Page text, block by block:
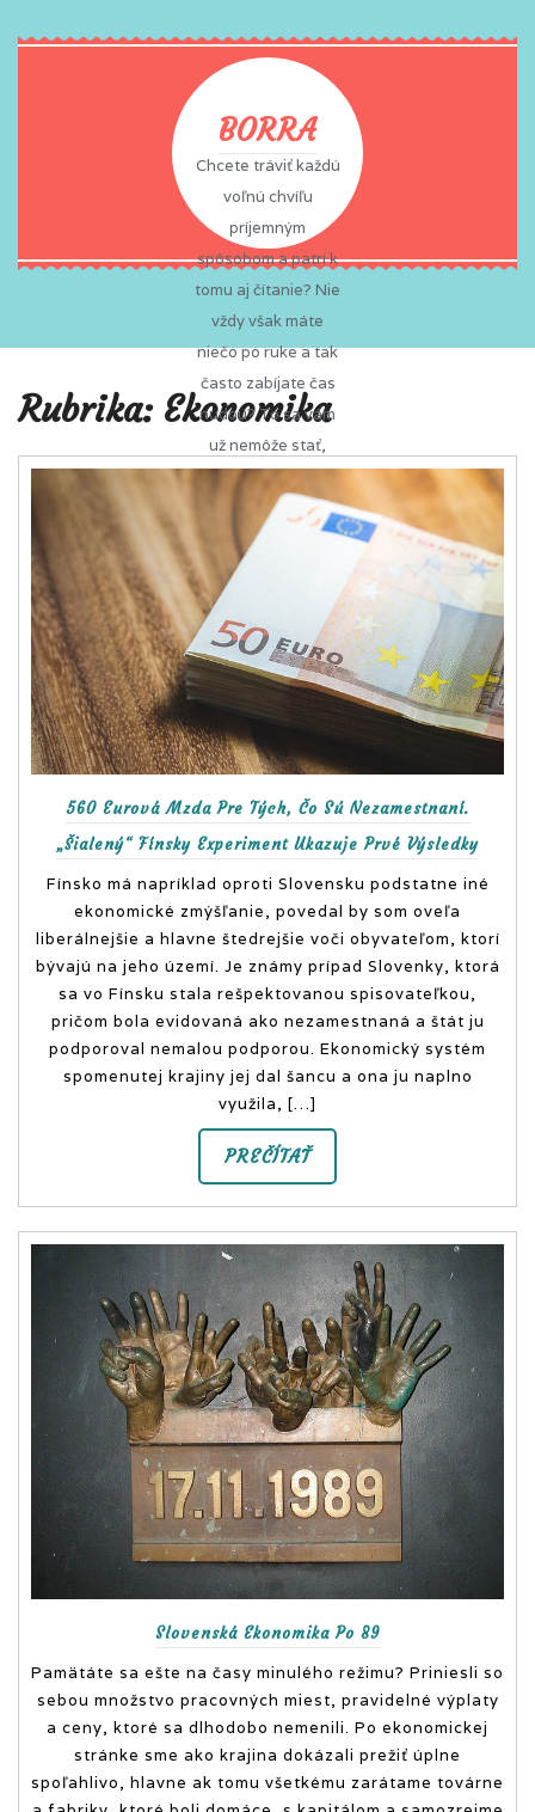
BORRA
Chcete tráviť každú
voľnú chvíľu
príjemným
spôsobom a patrí k
tomu aj čítanie? Nie
vždy však máte
niečo po ruke a tak
často zabíjate čas
nudou? To sa vám
už nemôže stať,
pretože na vás vždy
a všade čaká
obsahovo nabitý
online magazín.
Rubrika: Ekonomika
560 Eurová Mzda Pre Tých, Čo Sú Nezamestnaní.
„Šialený“ Fínsky Experiment Ukazuje Prvé Výsledky
Fínsko má napríklad oproti Slovensku podstatne iné
ekonomické zmýšľanie, povedal by som oveľa
liberálnejšie a hlavne štedrejšie voči obyvateľom, ktorí
bývajú na jeho území. Je známy prípad Slovenky, ktorá
sa vo Fínsku stala rešpektovanou spisovateľkou,
pričom bola evidovaná ako nezamestnaná a štát ju
podporoval nemalou podporou. Ekonomický systém
spomenutej krajiny jej dal šancu a ona ju naplno
využila, […]
PREČÍTAŤ
Slovenská Ekonomika Po 89
Pamätáte sa ešte na časy minulého režimu? Priniesli so
sebou množstvo pracovných miest, pravidelné výplaty
a ceny, ktoré sa dlhodobo nemenili. Po ekonomickej
stránke sme ako krajina dokázali prežiť úplne
spoľahlivo, hlavne ak tomu všetkému zarátame továrne